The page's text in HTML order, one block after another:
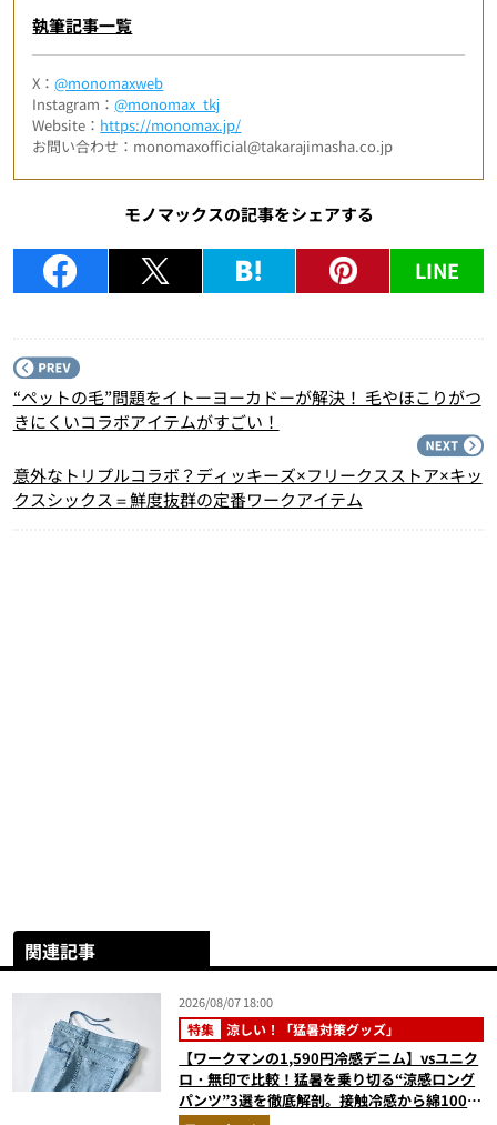
執筆記事一覧
X：@monomaxweb
Instagram：@monomax_tkj
Website： https://monomax.jp/
お問い合わせ：monomaxofficial@takarajimasha.co.jp
モノマックスの記事をシェアする
LINE
“ペットの毛”問題をイトーヨーカドーが解決！ 毛やほこりがつ
きにくいコラボアイテムがすごい！
意外なトリプルコラボ？ディッキーズ×フリークスストア×キッ
クスシックス＝鮮度抜群の定番ワークアイテム
関連記事
2026/08/07 18:00
特集 涼しい！「猛暑対策グッズ」
【ワークマンの1,590円冷感デニム】vsユニク
ロ・無印で比較！猛暑を乗り切る“涼感ロング
パンツ”3選を徹底解剖。接触冷感から綿100%